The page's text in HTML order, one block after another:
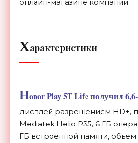
онлайн-магазине компании.
Характеристики
Honor Play 5T Life получил 6,
дисплей разрешением HD+,
Mediatek Helio P35, 6 ГБ
ГБ встроенной памяти, объем